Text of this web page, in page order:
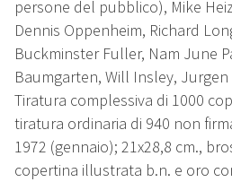
persone del pubblico), Mike
Dennis Oppenheim, Richard
Buckminster Fuller, Nam June
Baumgarten, Will Insley,
Tiratura complessiva di 1000
tiratura ordinaria di 940 non
1972 (gennaio); 21x28,8 cm.,
copertina illustrata b.n. e oro